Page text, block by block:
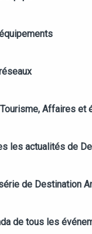
Affaires et
les actualités de
de Destination
de tous les